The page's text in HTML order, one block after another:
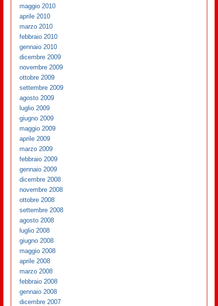
maggio 2010
aprile 2010
marzo 2010
febbraio 2010
gennaio 2010
dicembre 2009
novembre 2009
ottobre 2009
settembre 2009
agosto 2009
luglio 2009
giugno 2009
maggio 2009
aprile 2009
marzo 2009
febbraio 2009
gennaio 2009
dicembre 2008
novembre 2008
ottobre 2008
settembre 2008
agosto 2008
luglio 2008
giugno 2008
maggio 2008
aprile 2008
marzo 2008
febbraio 2008
gennaio 2008
dicembre 2007